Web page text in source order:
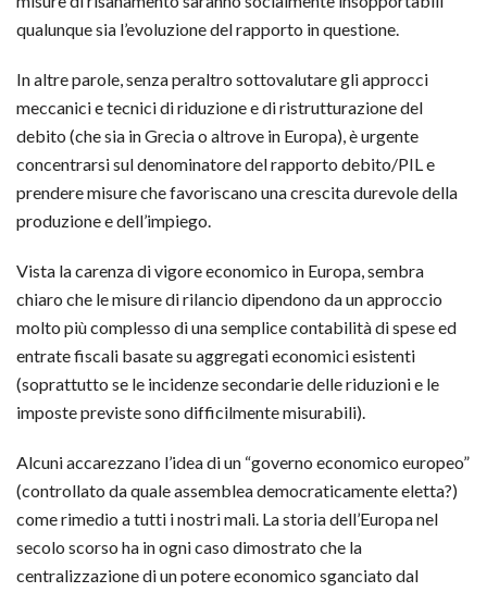
qualunque sia l’evoluzione del rapporto in questione.
In altre parole, senza peraltro sottovalutare gli approcci
meccanici e tecnici di riduzione e di ristrutturazione del
debito (che sia in Grecia o altrove in Europa), è urgente
concentrarsi sul denominatore del rapporto debito/PIL e
prendere misure che favoriscano una crescita durevole della
produzione e dell’impiego.
Vista la carenza di vigore economico in Europa, sembra
chiaro che le misure di rilancio dipendono da un approccio
molto più complesso di una semplice contabilità di spese ed
entrate fiscali basate su aggregati economici esistenti
(soprattutto se le incidenze secondarie delle riduzioni e le
imposte previste sono difficilmente misurabili).
Alcuni accarezzano l’idea di un “governo economico europeo”
(controllato da quale assemblea democraticamente eletta?)
come rimedio a tutti i nostri mali. La storia dell’Europa nel
secolo scorso ha in ogni caso dimostrato che la
centralizzazione di un potere economico sganciato dal